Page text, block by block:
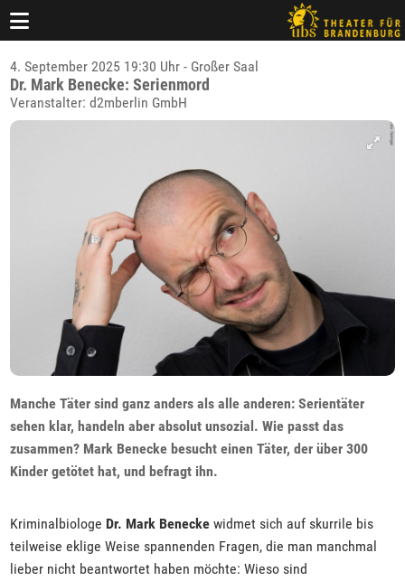
4. September 2025 19:30 Uhr - Großer Saal
Dr. Mark Benecke: Serienmord
Veranstalter: d2mberlin GmbH
Manche Täter sind ganz anders als alle anderen: Serientäter
sehen klar, handeln aber absolut unsozial. Wie passt das
zusammen? Mark Benecke besucht einen Täter, der über 300
Kinder getötet hat, und befragt ihn.
Kriminalbiologe Dr. Mark Beneckewidmet sich auf skurrile bis
teilweise eklige Weise spannenden Fragen, die man manchmal
lieber nicht beantwortet haben möchte: Wieso sind